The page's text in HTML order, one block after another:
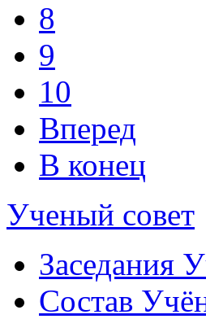
8
9
10
Вперед
В конец
Ученый совет
Заседания
Состав